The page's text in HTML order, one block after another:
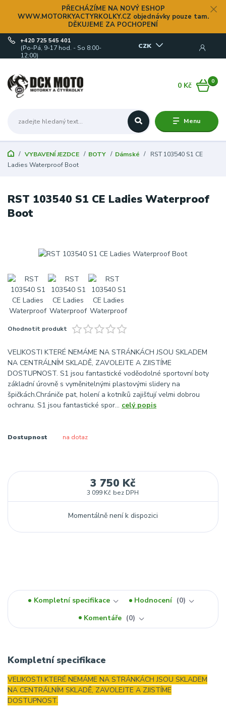
PŘECHÁZÍME NA NOVÝ ESHOP
WWW.MOTORKYACTYRKOLKY.CZ objednávky pouze tam.
DĚKUJEME ZA POCHOPENÍ
Menu
CZK
+420 725 545 401
(Po-Pá, 9-17 hod. - So 8:00-
12:00)
0
0 Kč
VYBAVENÍ JEZDCE BOTY Dámské
RST 103540 S1 CE
Ladies Waterproof Boot
RST 103540 S1 CE Ladies Waterproof
Boot
Ohodnotit produkt
VELIKOSTI KTERÉ NEMÁME NA STRÁNKÁCH JSOU SKLADEM
NA CENTRÁLNÍM SKLADĚ, ZAVOLEJTE A ZJISTÍME
DOSTUPNOST. S1 jsou fantastické voděodolné sportovní boty
základní úrovně s vyměnitelnými plastovými slidery na
špičkách.Chrániče pat, holení a kotníků zajišťují velmi dobrou
ochranu. S1 jsou fantastické spor... celý popis
Dostupnost na dotaz
3 750 Kč
3 099 Kč bez DPH
Momentálně není k dispozici
Kompletní specifikace Hodnocení
0
Komentáře
0
Kompletní specifikace
VELIKOSTI KTERÉ NEMÁME NA STRÁNKÁCH JSOU SKLADEM
NA CENTRÁLNÍM SKLADĚ, ZAVOLEJTE A ZJISTÍME
DOSTUPNOST.